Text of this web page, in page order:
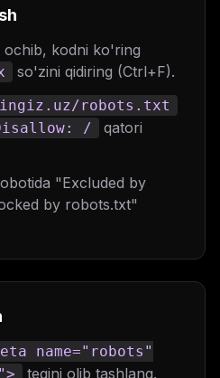
ochib, kodni ko'ring
so'zini qidiring (Ctrl+F).
robots.txt
/
qatori
"Excluded by
by robots.txt"
name="robots"
tegini olib tashlang.